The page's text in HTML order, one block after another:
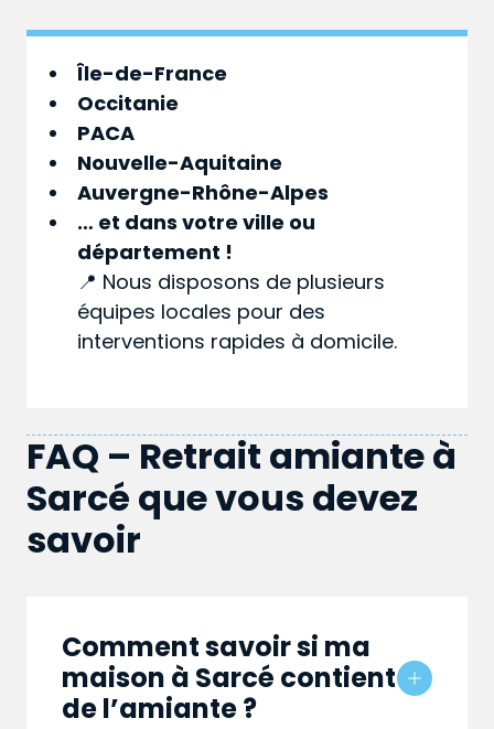
Île-de-France
Occitanie
PACA
Nouvelle-Aquitaine
Auvergne-Rhône-Alpes
… et dans votreville ou
département !
📍 Nous disposons de plusieurs
équipes locales pour des
interventions rapides à domicile.
FAQ – Retrait amiante à
Sarcé que vous devez
savoir
Comment savoir si ma
maison à Sarcé contient
de l’amiante ?